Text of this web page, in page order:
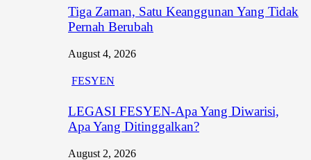
Tiga Zaman, Satu Keanggunan Yang Tidak
Pernah Berubah
August 4, 2026
FESYEN
LEGASI FESYEN-Apa Yang Diwarisi,
Apa Yang Ditinggalkan?
August 2, 2026